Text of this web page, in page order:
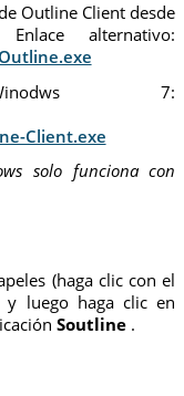
Outline Client desde
alternativo:
7:
Client.exe
solo funciona con
(haga clic con el
y luego haga clic en
Soutline.